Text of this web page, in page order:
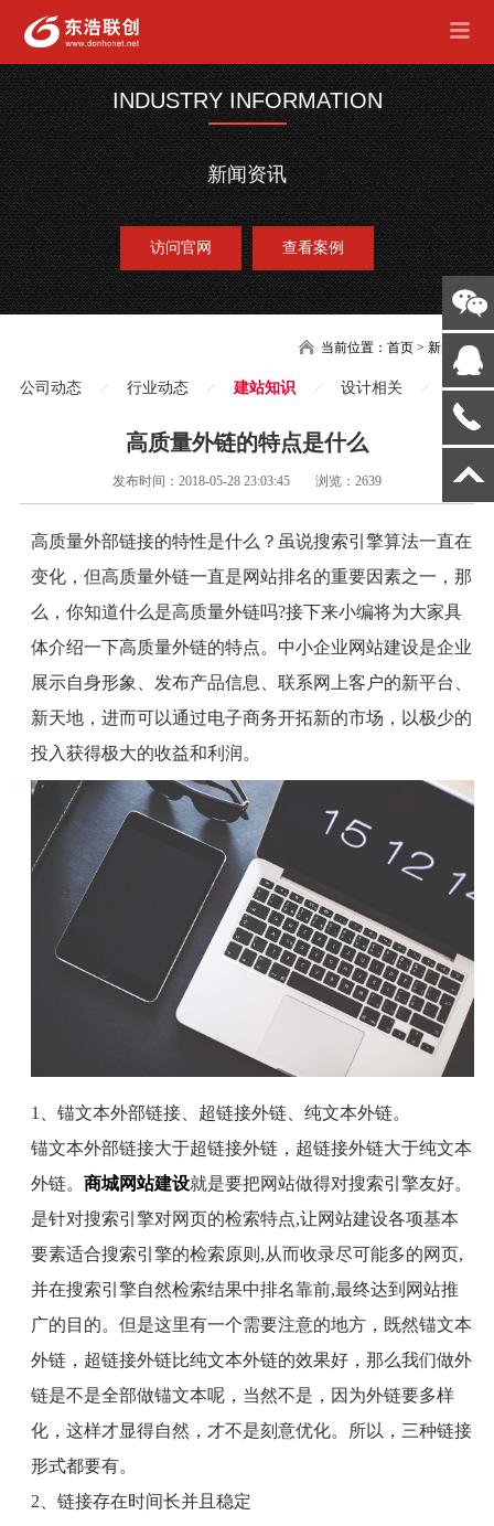
INDUSTRY INFORMATION
新闻资讯
访问官网 查看案例
当前位置：首页 >新闻
公司动态 行业动态 建站知识 设计相关
高质量外链的特点是什么
发布时间：2018-05-28 23:03:45 浏览：2639
高质量外部链接的特性是什么？虽说搜索引擎算法一直在
变化，但高质量外链一直是网站排名的重要因素之一，那
么，你知道什么是高质量外链吗?接下来小编将为大家具
体介绍一下高质量外链的特点。中小企业网站建设是企业
展示自身形象、发布产品信息、联系网上客户的新平台、
新天地，进而可以通过电子商务开拓新的市场，以极少的
投入获得极大的收益和利润。
1
、锚文本外部链接、超链接外链、纯文本外链。
锚文本外部链接大于超链接外链，超链接外链大于纯文本
外链。 商城网站建设就是要把网站做得对搜索引擎友好。
是针对搜索引擎对网页的检索特点,让网站建设各项基本
要素适合搜索引擎的检索原则 ,从而收录尽可能多的网页,
并在搜索引擎自然检索结果中排名靠前,最终达到网站推
广的目的。但是这里有一个需要注意的地方，既然锚文本
外链，超链接外链比纯文本外链的效果好，那么我们做外
链是不是全部做锚文本呢，当然不是，因为外链要多样
化，这样才显得自然，才不是刻意优化。所以，三种链接
形式都要有。
2 、链接存在时间长并且稳定